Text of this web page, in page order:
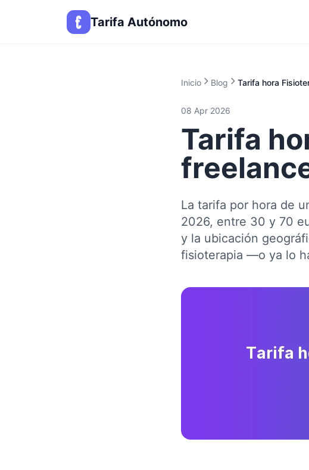
Tarifa Autónomo
Inicio Blog Tarifa hora
08 Apr 2026
Tarifa
La tarifa por hora de
2026, entre 30 y 70
y la ubicación
fisioterapia —o ya lo